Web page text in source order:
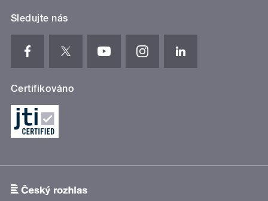
Sledujte nás
Certifikováno